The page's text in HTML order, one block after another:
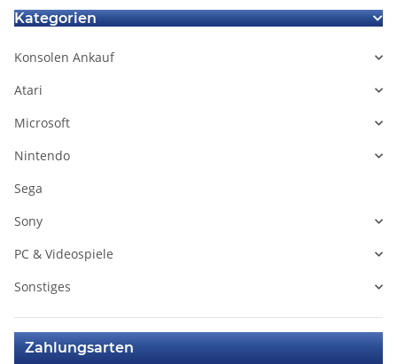
Kategorien
Konsolen Ankauf
Atari
Microsoft
Nintendo
Sega
Sony
PC & Videospiele
Sonstiges
Zahlungsarten